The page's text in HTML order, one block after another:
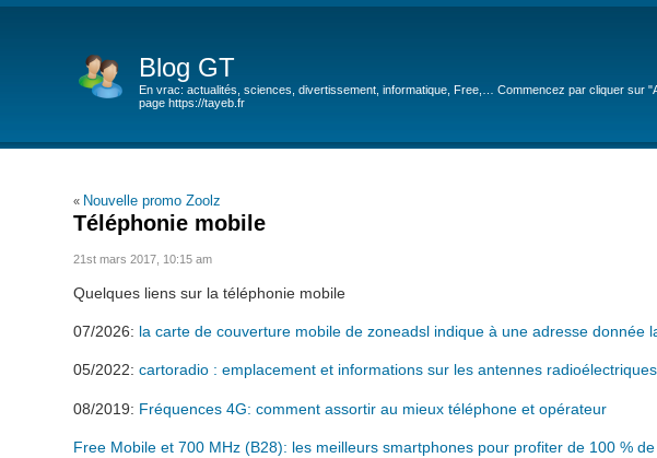
Blog GT
En vrac: actualités, sciences, divertissement, informatique, Free,… Commencez par cliquer sur
page https://tayeb.fr
« Nouvelle promo Zoolz
Téléphonie mobile
21st mars 2017, 10:15 am
Quelques liens sur la téléphonie mobile
07/2026: la carte de couverture mobile de zoneadsl indique à une adresse donnée
05/2022:cartoradio : emplacement et informations sur les antennes radioélectriques
08/2019: Fréquences 4G: comment assortir au mieux téléphone et opérateur
Free Mobile et 700 MHz (B28): les meilleurs smartphones pour profiter de 100 %